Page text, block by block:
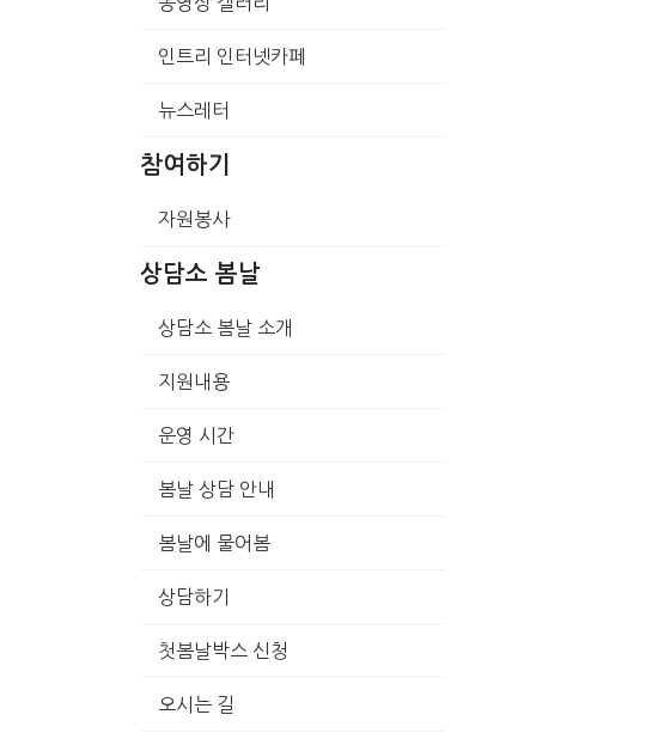
인트리 인터넷카페
뉴스레터
참여하기
자원봉사
상담소 봄날
상담소 봄날 소개
지원내용
운영 시간
봄날 상담 안내
봄날에 물어봄
상담하기
첫봄날박스 신청
오시는 길